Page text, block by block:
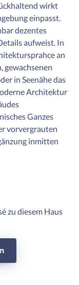
wirkt
einpasst.
dezentes
aufweist. In
an
gewachsenen
in Seenähe das
Architektur
Ganzes
vorvergrauten
inmitten
zu diesem Haus